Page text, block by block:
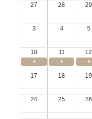
27
28 29
3 4 5
10
11 12
+
+ +
17 18 19
24 25 26